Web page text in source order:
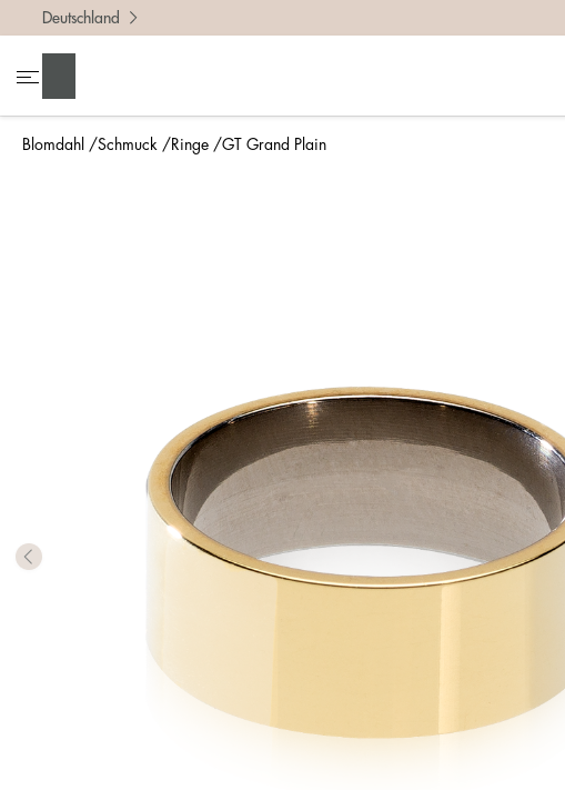
Blomdahl Schmuck Ringe GT Grand Plain
Deutschland
Um die richtige
• Miss ganz
• Denke
• Für einen
• Wenn du
Am
Lineal gerade